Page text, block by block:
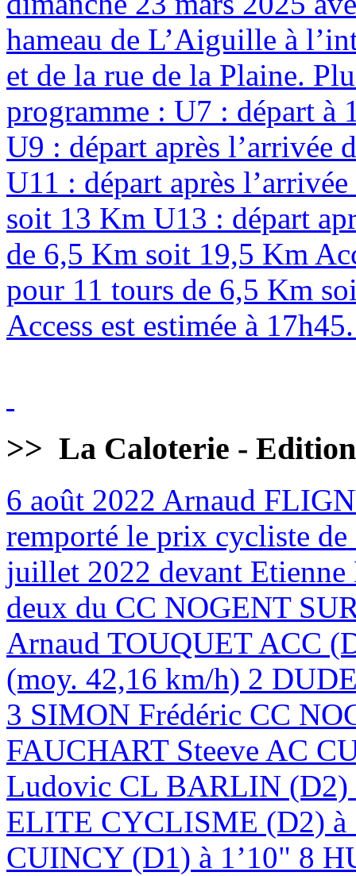
hameau de L’Aiguille à
et de la rue de la Plaine.
programme : U7 : départ à
U9 : départ après l’arrivée
U11 : départ après
soit 13 Km U13 : départ
de 6,5 Km soit 19,5 Km
pour 11 tours de 6,5 Km
Access est estimée à
>> La Caloterie -
6 août 2022 Arnaud
remporté le prix cycliste
juillet 2022 devant
deux du CC NOGENT
Arnaud TOUQUET ACC
(moy. 42,16 km/h) 2
3 SIMON Frédéric CC
FAUCHART Steeve AC
Ludovic CL BARLIN
ELITE CYCLISME (D2)
CUINCY (D1) à 1’10" 8